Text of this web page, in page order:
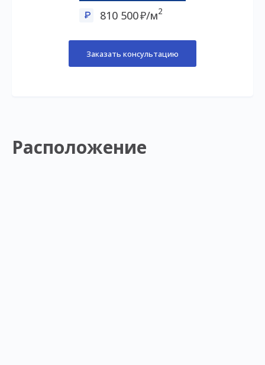
810 500 /м2
Заказать консультацию
Расположение